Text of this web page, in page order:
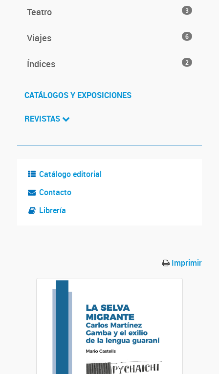
Teatro 3
Viajes 6
Índices 2
CATÁLOGOS Y EXPOSICIONES
REVISTAS
Catálogo editorial
Contacto
Librería
Imprimir